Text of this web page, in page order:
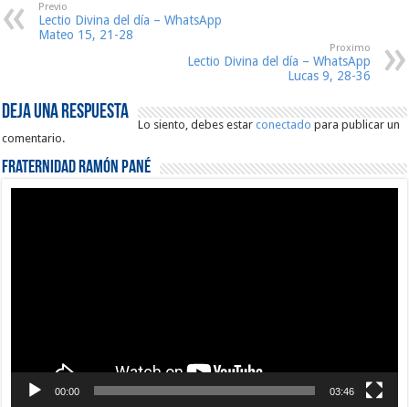
Previo
Lectio Divina del día – WhatsApp
Mateo 15, 21-28
Proximo
Lectio Divina del día – WhatsApp
Lucas 9, 28-36
Deja una respuesta
Lo siento, debes estarconectado para publicar un
comentario.
Fraternidad Ramón Pané
00:00 03:46